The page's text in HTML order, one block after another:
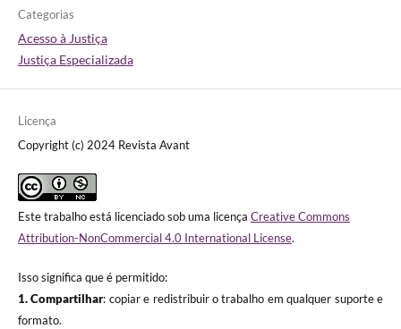
Categorias
Acesso à Justiça
Justiça Especializada
Licença
Copyright (c) 2024 Revista Avant
Este trabalho está licenciado sob uma licença Creative Commons
Attribution-NonCommercial 4.0 International License.
Isso significa que é permitido:
1. Compartilhar: copiar e redistribuir o trabalho em qualquer suporte e
formato.